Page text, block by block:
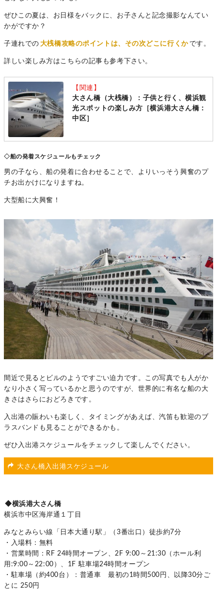
ぜひこの夏は、お日様をバックに、お子さんと記念撮影なんてい
かがですか？
子連れでの 大桟橋攻略のポイントは、その次どこに行くか です。
詳しい楽しみ方はこちらの記事も参考下さい。
【関連】
大さん橋（大桟橋）：子供と行く、横浜観
光スポットの楽しみ方［横浜港大さん橋：
中区］
◇船の発着スケジュールもチェック
男の子なら、船の発着に合わせることで、よりいっそう興奮のプ
チお出かけになりますね。
大型船に大興奮！
間近で見るとビルのようですごい迫力です。この写真でも人がか
なり小さく写っているかと思うのですが、世界的に有名な船の大
きさはさらにおどろきです。
入出港の賑わいも楽しく、タイミングがあえば、汽笛も歓迎のブ
ラスバンドも見ることができるかも。
ぜひ入出港スケジュールをチェックして楽しんでください。
大さん橋入出港スケジュール
◆横浜港大さん橋
横浜市中区海岸通１丁目
みなとみらい線「日本大通り駅」（3番出口）徒歩約7分
・入場料：無料
・営業時間：RF 24時間オープン、2F 9:00～21:30（ホール利
用:9:00～22:00）、1F 駐車場24時間オープン
・駐車場（約400台）：普通車 最初の1時間500円、以降30分ご
とに 250円